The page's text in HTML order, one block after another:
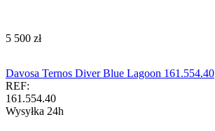
‍5 500‍ zł
Davosa Ternos Diver Blue Lagoon 161.554.40
REF:
161.554.40
Wysyłka 24h